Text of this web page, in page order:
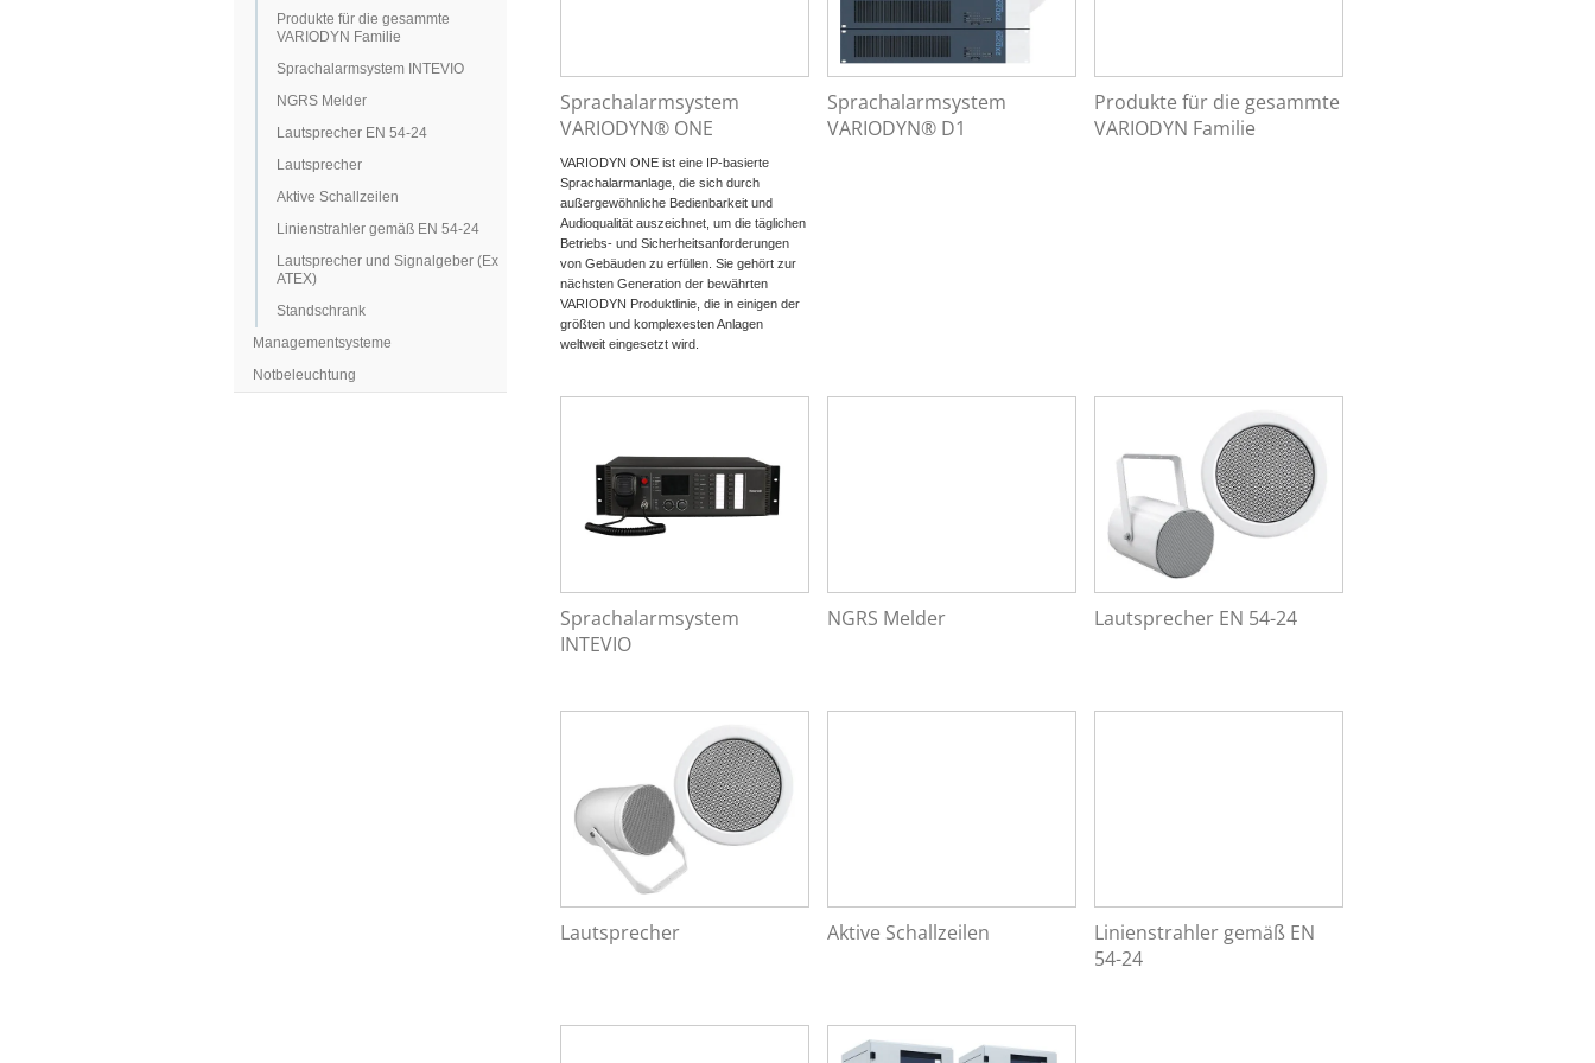
Produkte für die gesammte
VARIODYN Familie
Sprachalarmsystem INTEVIO
NGRS Melder
Lautsprecher EN 54-24
Lautsprecher
Aktive Schallzeilen
Linienstrahler gemäß EN 54-24
Lautsprecher und Signalgeber (Ex
ATEX)
Standschrank
Managementsysteme
Notbeleuchtung
Sprachalarmsystem
VARIODYN® ONE
VARIODYN ONE ist eine IP-basierte
Sprachalarmanlage, die sich durch
außergewöhnliche Bedienbarkeit und
Audioqualität auszeichnet, um die täglichen
Betriebs- und Sicherheitsanforderungen
von Gebäuden zu erfüllen. Sie gehört zur
nächsten Generation der bewährten
VARIODYN Produktlinie, die in einigen der
größten und komplexesten Anlagen
weltweit eingesetzt wird.
Sprachalarmsystem
VARIODYN® D1
Produkte für die gesammte
VARIODYN Familie
Sprachalarmsystem
INTEVIO
NGRS Melder Lautsprecher EN 54-24
Lautsprecher Aktive Schallzeilen
Linienstrahler gemäß EN
54-24